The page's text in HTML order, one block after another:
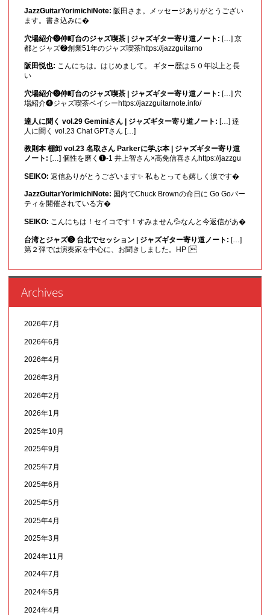
JazzGuitarYorimichiNote: 阪田さま。メッセージありがとうござい
ます。書き込みに�
穴場紹介❾仲町台のジャズ喫茶 | ジャズギター寄り道ノート: […] 京
都とジャズ❷創業51年のジャズ喫茶https://jazzguitarno
阪田悦也: こんにちは。はじめまして。 ギター歴は５０年以上と長
い
穴場紹介❾仲町台のジャズ喫茶 | ジャズギター寄り道ノート: […] 穴
場紹介❹ジャズ喫茶ベイシーhttps://jazzguitarnote.info/
達人に聞く vol.29 Geminiさん | ジャズギター寄り道ノート: […] 達
人に聞く vol.23 Chat GPTさん […]
教則本 棚卸 vol.23 名取さん Parkerに学ぶ本 | ジャズギター寄り道
ノート: […] 個性を磨く❶-1 井上智さん×高免信喜さんhttps://jazzgu
SEIKO: 返信ありがとうございます✨ 私もとっても嬉しく涙です�
JazzGuitarYorimichiNote: 国内でChuck Brownの命日に Go Goパー
ティを開催されている方�
SEIKO: こんにちは！セイコです！すみません💦なんと今返信があ�
台湾とジャズ❸ 台北でセッション | ジャズギター寄り道ノート: […]
第２弾では演奏家を中心に、お聞きしました。HP [
Archives
2026年7月
2026年6月
2026年4月
2026年3月
2026年2月
2026年1月
2025年10月
2025年9月
2025年7月
2025年6月
2025年5月
2025年4月
2025年3月
2024年11月
2024年7月
2024年5月
2024年4月